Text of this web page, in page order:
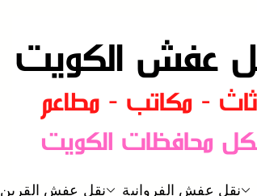
نقل عفش الكويت
نقل عفش الفروانية نقل عفش القرين